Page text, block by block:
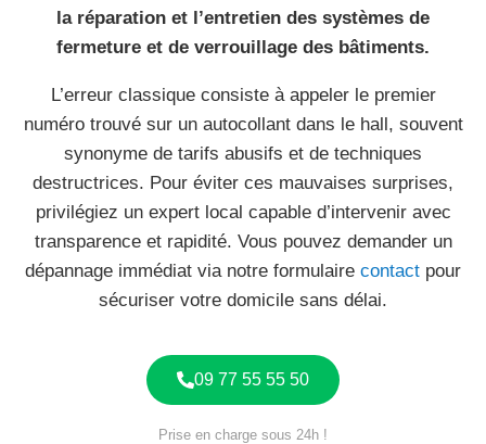
la réparation et l’entretien des systèmes de
fermeture et de verrouillage des bâtiments.
L’erreur classique consiste à appeler le premier
numéro trouvé sur un autocollant dans le hall, souvent
synonyme de tarifs abusifs et de techniques
destructrices. Pour éviter ces mauvaises surprises,
privilégiez un expert local capable d’intervenir avec
transparence et rapidité. Vous pouvez demander un
dépannage immédiat via notre formulaire contact pour
sécuriser votre domicile sans délai.
09 77 55 55 50
Prise en charge sous 24h !